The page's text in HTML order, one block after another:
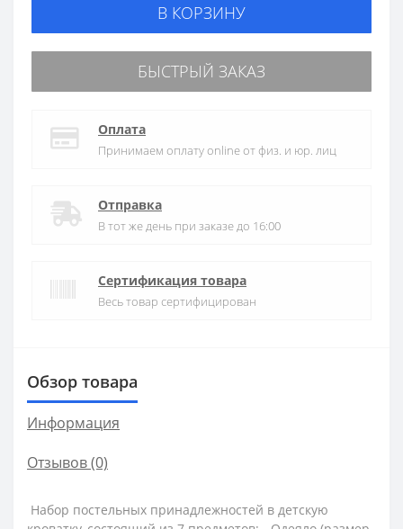
В КОРЗИНУ
БЫСТРЫЙ ЗАКАЗ
Оплата
Принимаем оплату online от физ. и юр. лиц
Отправка
В тот же день при заказе до 16:00
Сертификация товара
Весь товар сертифицирован
Обзор товара
Информация
Отзывов (0)
Набор постельных принадлежностей в детскую